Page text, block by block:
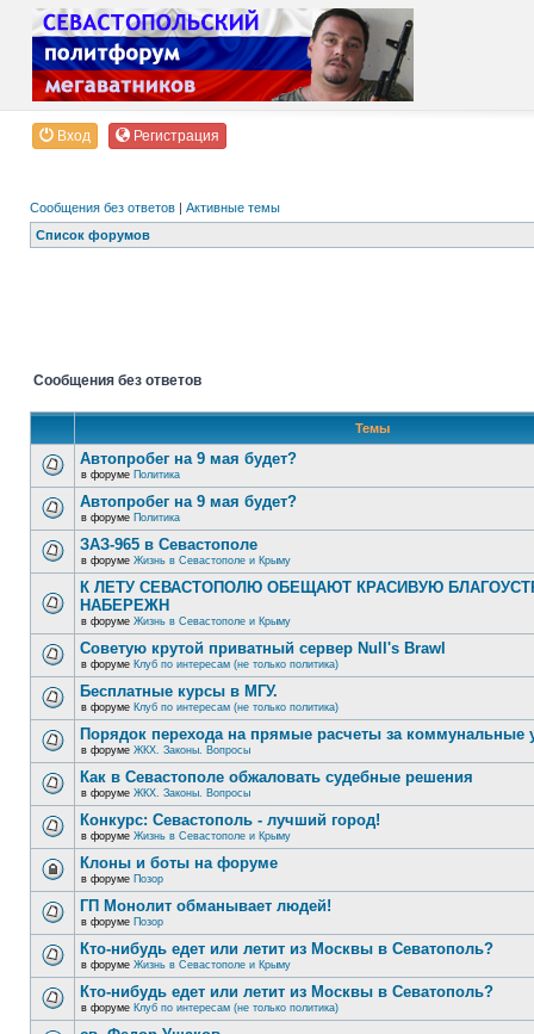
Вход Регистрация
Сообщения без ответов | Активные темы
Список форумов
Сообщения без ответов
Темы
Автопробег на 9 мая будет?
в форуме Политика
Автопробег на 9 мая будет?
в форуме Политика
ЗАЗ-965 в Севастополе
в форуме Жизнь в Севастополе и Крыму
К ЛЕТУ СЕВАСТОПОЛЮ ОБЕЩАЮТ КРАСИВУЮ
НАБЕРЕЖН
в форуме Жизнь в Севастополе и Крыму
Советую крутой приватный сервер Null's Brawl
в форуме Клуб по интересам (не только политика)
Бесплатные курсы в МГУ.
в форуме Клуб по интересам (не только политика)
Порядок перехода на прямые расчеты за коммунальные
в форуме ЖКХ. Законы. Вопросы
Как в Севастополе обжаловать судебные решения
в форуме ЖКХ. Законы. Вопросы
Конкурс: Севастополь - лучший город!
в форуме Жизнь в Севастополе и Крыму
Клоны и боты на форуме
в форуме Позор
ГП Монолит обманывает людей!
в форуме Позор
Кто-нибудь едет или летит из Москвы в Севатополь?
в форуме Жизнь в Севастополе и Крыму
Кто-нибудь едет или летит из Москвы в Севатополь?
в форуме Клуб по интересам (не только политика)